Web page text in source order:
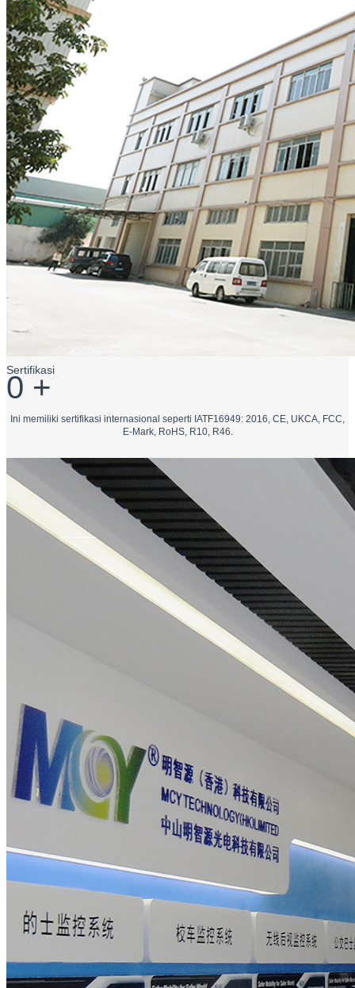
Sertifikasi
0 +
Ini memiliki sertifikasi internasional seperti IATF16949: 2016, CE, UKCA, FCC,
E-Mark, RoHS, R10, R46.